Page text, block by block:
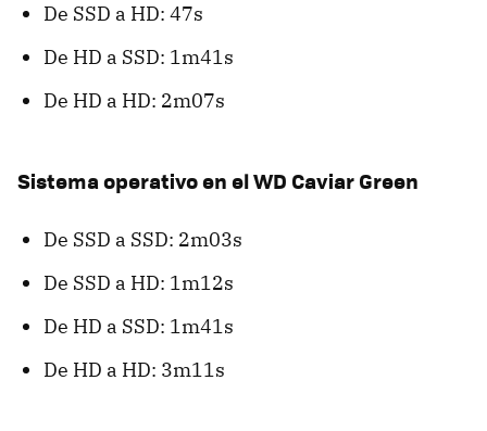
De SSD a HD: 47s
De HD a SSD: 1m41s
De HD a HD: 2m07s
Sistema operativo en el WD Caviar Green
De SSD a SSD: 2m03s
De SSD a HD: 1m12s
De HD a SSD: 1m41s
De HD a HD: 3m11s